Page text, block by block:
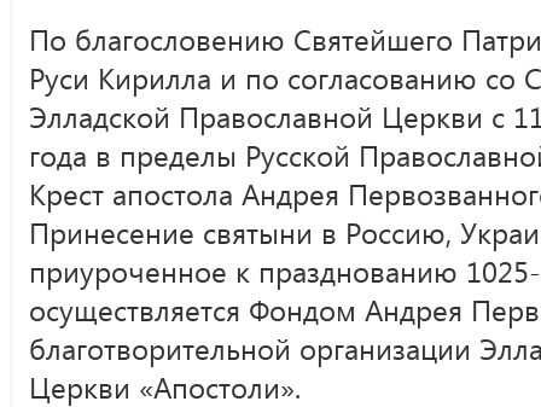
По благословению Святейшего
Руси Кирилла и по согласованию
Элладской Православной Церкви с
года в пределы Русской
Крест апостола Андрея
Принесение святыни в Россию,
приуроченное к празднованию
осуществляется Фондом Андрея
благотворительной организации
Церкви «Апостоли».